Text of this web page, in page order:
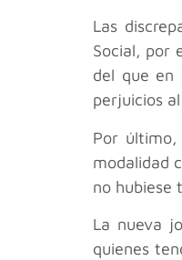
Las
Social, por
del que en
perjuicios
Por
modalidad
no hubiese
La nueva
quienes